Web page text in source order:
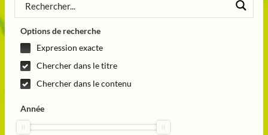
Options de recherche
Expression exacte
Chercher dans le titre
Chercher dans le contenu
Année